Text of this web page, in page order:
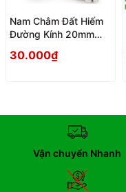
Nam Châm Đất Hiếm
Đường Kính 20mm
Siêu Mạnh Dễ Vỡ
30.000₫
Vận chuyển Nhanh